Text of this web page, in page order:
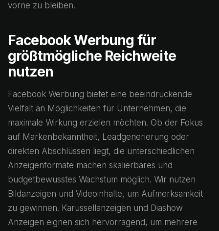
vorne zu bleiben.
Facebook Werbung für
größtmögliche Reichweite
nutzen
Facebook Werbung bietet eine beeindruckende
Vielfalt an Möglichkeiten für Unternehmen, die
maximale Wirkung erzielen möchten. Ob der Fokus
auf Markenbekanntheit, Leadgenerierung oder
direkten Abschlüssen liegt, die unterschiedlichen
Anzeigenformate machen skalierbares und
budgetbewusstes Wachstum möglich. Wir nutzen
Bildanzeigen und Videoinhalte, um Aufmerksamkeit
zu gewinnen. Karussellanzeigen und Diashow
Anzeigen eignen sich hervorragend, um mehrere